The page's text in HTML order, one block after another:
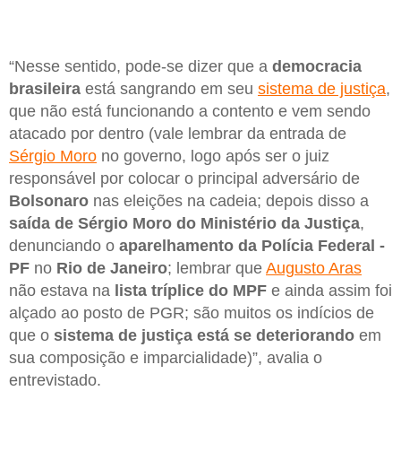
“Nesse sentido, pode-se dizer que a democracia
brasileira está sangrando em seu sistema de justiça,
que não está funcionando a contento e vem sendo
atacado por dentro (vale lembrar da entrada de
Sérgio Moro no governo, logo após ser o juiz
responsável por colocar o principal adversário de
Bolsonaro nas eleições na cadeia; depois disso a
saída de Sérgio Moro do Ministério da Justiça,
denunciando o aparelhamento da Polícia Federal -
PF no Rio de Janeiro; lembrar que Augusto Aras
não estava na lista tríplice do MPF e ainda assim foi
alçado ao posto de PGR; são muitos os indícios de
que o sistema de justiça está se deteriorando em
sua composição e imparcialidade)”, avalia o
entrevistado.